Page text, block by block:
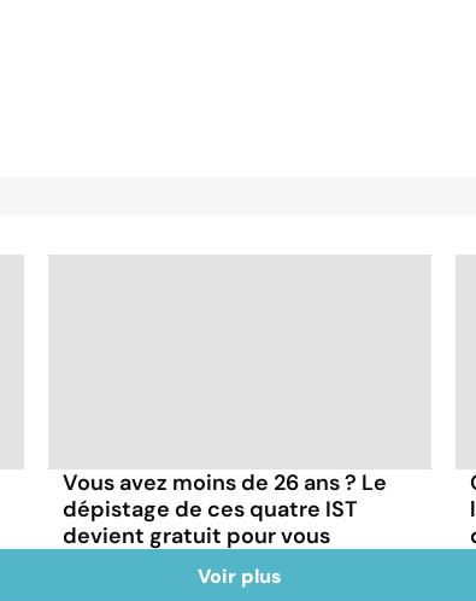
Vous avez moins de 26 ans ? Le
dépistage de ces quatre IST
devient gratuit pour vous
Voir plus